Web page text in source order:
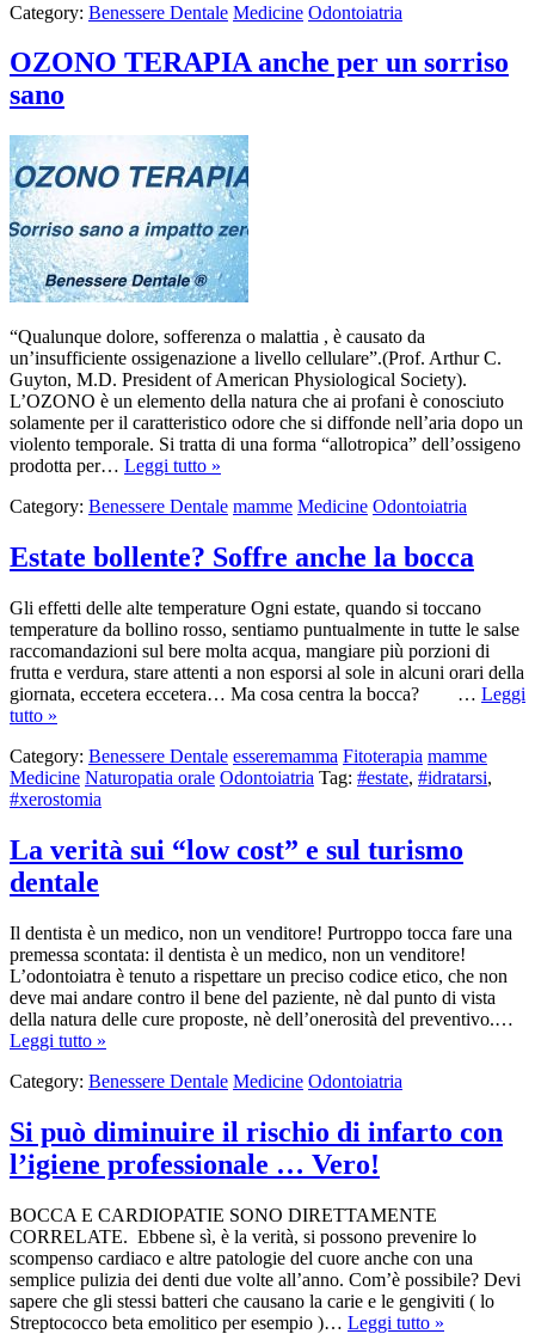
Category: Benessere Dentale Medicine Odontoiatria
OZONO TERAPIA anche per un sorriso
sano
“Qualunque dolore, sofferenza o malattia , è causato da
un’insufficiente ossigenazione a livello cellulare”.(Prof. Arthur C.
Guyton, M.D. President of American Physiological Society).
L’OZONO è un elemento della natura che ai profani è conosciuto
solamente per il caratteristico odore che si diffonde nell’aria dopo un
violento temporale. Si tratta di una forma “allotropica” dell’ossigeno
prodotta per… Leggi tutto »
Category: Benessere Dentale mamme Medicine Odontoiatria
Estate bollente? Soffre anche la bocca
Gli effetti delle alte temperature Ogni estate, quando si toccano
temperature da bollino rosso, sentiamo puntualmente in tutte le salse
raccomandazioni sul bere molta acqua, mangiare più porzioni di
frutta e verdura, stare attenti a non esporsi al sole in alcuni orari della
giornata, eccetera eccetera… Ma cosa centra la bocca? … Leggi
tutto »
Category: Benessere Dentale esseremamma Fitoterapia mamme
Medicine Naturopatia orale Odontoiatria Tag: #estate, #idratarsi,
#xerostomia
La verità sui “low cost” e sul turismo
dentale
Il dentista è un medico, non un venditore! Purtroppo tocca fare una
premessa scontata: il dentista è un medico, non un venditore!
L’odontoiatra è tenuto a rispettare un preciso codice etico, che non
deve mai andare contro il bene del paziente, nè dal punto di vista
della natura delle cure proposte, nè dell’onerosità del preventivo.…
Leggi tutto »
Category: Benessere Dentale Medicine Odontoiatria
Si può diminuire il rischio di infarto con
l’igiene professionale … Vero!
BOCCA E CARDIOPATIE SONO DIRETTAMENTE
CORRELATE. Ebbene sì, è la verità, si possono prevenire lo
scompenso cardiaco e altre patologie del cuore anche con una
semplice pulizia dei denti due volte all’anno. Com’è possibile? Devi
sapere che gli stessi batteri che causano la carie e le gengiviti ( lo
Streptococco beta emolitico per esempio )… Leggi tutto »